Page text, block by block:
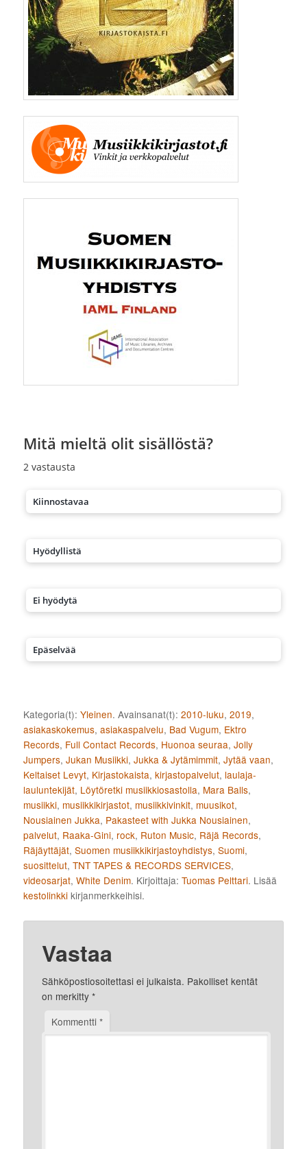
Mitä mieltä olit sisällöstä?
2 vastausta
Kiinnostavaa
Hyödyllistä
Ei hyödytä
Epäselvää
Kategoria(t):Yleinen. Avainsanat(t):2010-luku,2019,
asiakaskokemus,asiakaspalvelu, Bad Vugum, Ektro
Records, Full Contact Records, Huonoa seuraa,Jolly
Jumpers,Jukan Musiikki,Jukka & Jytämimmit,Jytää vaan,
Keltaiset Levyt, Kirjastokaista,kirjastopalvelut, laulaja-
lauluntekijät, Löytöretki musiikkiosastolla, Mara Balls,
musiikki, musiikkikirjastot, musiikkivinkit, muusikot,
Nousiainen Jukka, Pakasteet with Jukka Nousiainen,
palvelut, Raaka-Gini, rock, Ruton Music, Räjä Records,
Räjäyttäjät,Suomen musiikkikirjastoyhdistys,Suomi,
suosittelut,TNT TAPES & RECORDS SERVICES,
videosarjat,White Denim. Kirjoittaja:Tuomas Pelttari. Lisää
kestolinkki kirjanmerkkeihisi.
Vastaa
Sähköpostiosoitettasi ei julkaista. Pakolliset kentät
on merkitty*
Kommentti*